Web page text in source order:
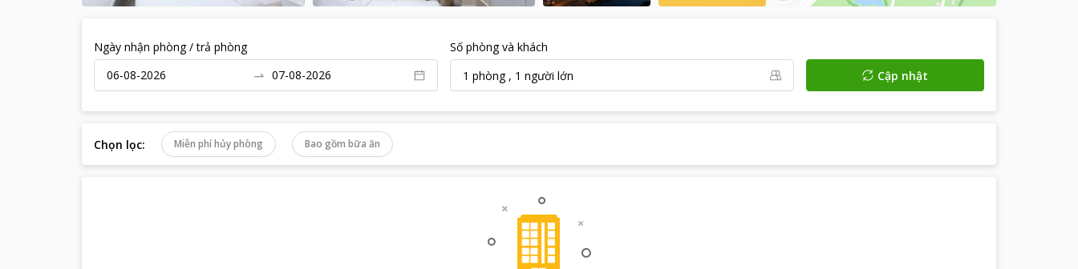
Ngày nhận phòng / trả phòng
Số phòng và khách
1 phòng, 1 người lớn Cập nhật
Chọn lọc: Miễn phí hủy phòng Bao gồm bữa ăn